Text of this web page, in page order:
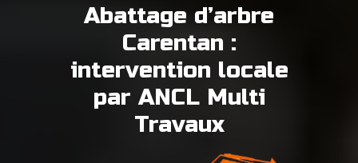
Abattage d’arbre
Carentan :
intervention locale
par ANCL Multi
Travaux